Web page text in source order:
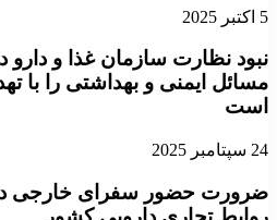
5 اکتبر 2025
نبود نظارت سازمان غذا و
مسائل ایمنی و بهداشتی را با
است
24 سپتامبر 2025
ضرورت حضور سفرای خارجی در